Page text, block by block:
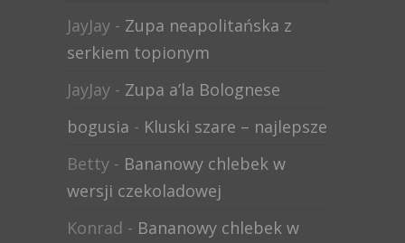
JayJay - Zupa neapolitańska z
serkiem topionym
JayJay - Zupa a’la Bolognese
bogusia - Kluski szare – najlepsze
Betty - Bananowy chlebek w
wersji czekoladowej
Konrad - Bananowy chlebek w